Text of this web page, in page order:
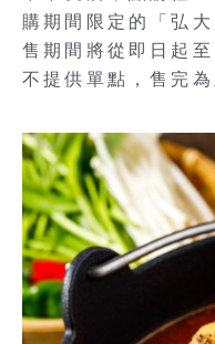
購期間限定的「弘
售期間將從即日起
不提供單點，售完為